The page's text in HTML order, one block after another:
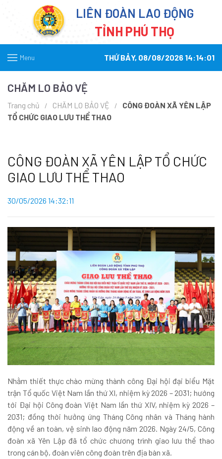
LIÊN ĐOÀN LAO ĐỘNG
TỈNH PHÚ THỌ
Menu THỨ BẢY, 08/08/2026 14:14:01
CHĂM LO BẢO VỆ
Trang chủ CHĂM LO BẢO VỆ
CÔNG ĐOÀN XÃ YÊN LẬP
TỔ CHỨC GIAO LƯU THỂ THAO
CÔNG ĐOÀN XÃ YÊN LẬP TỔ CHỨC
GIAO LƯU THỂ THAO
30/05/2026 14:32:11
Nhằm thiết thực chào mừng thành công Đại hội đại biểu Mặt
trận Tổ quốc Việt Nam lần thứ XI, nhiệm kỳ 2026 – 2031; hướng
tới Đại hội Công đoàn Việt Nam lần thứ XIV, nhiệm kỳ 2026 –
2031; đồng thời hưởng ứng Tháng Công nhân và Tháng hành
động về an toàn, vệ sinh lao động năm 2026. Ngày 24/5, Công
đoàn xã Yên Lập đã tổ chức chương trình giao lưu thể thao
trong cán bộ, đoàn viên công đoàn trên địa bàn xã.